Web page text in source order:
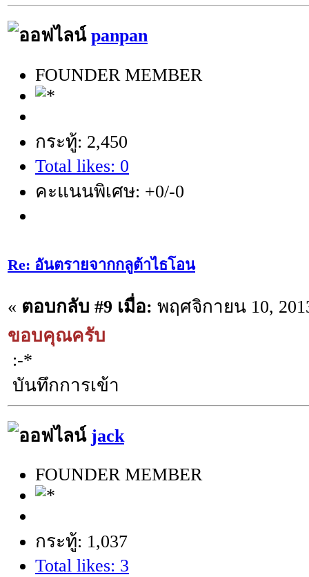
panpan
FOUNDER MEMBER
กระทู้: 2,450
Total likes: 0
คะแนนพิเศษ: +0/-0
Re: อันตรายจากกลูต้าไธโอน
« ตอบกลับ #9 เมื่อ: พฤศจิกายน 10,
ขอบคุณครับ
:-*
บันทึกการเข้า
jack
FOUNDER MEMBER
กระทู้: 1,037
Total likes: 3